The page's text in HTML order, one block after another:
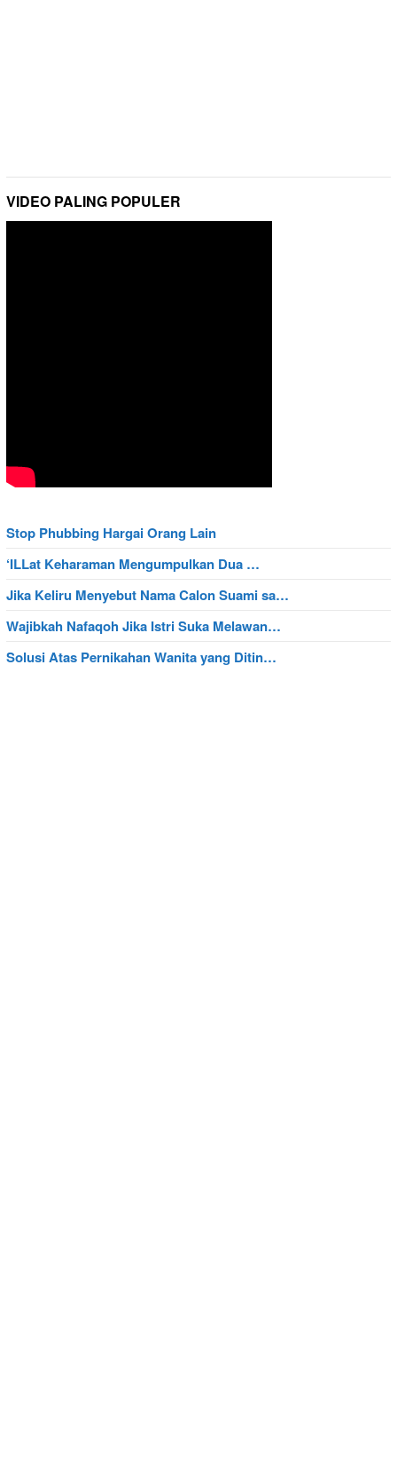
VIDEO PALING POPULER
Stop Phubbing Hargai Orang Lain
‘ILLat Keharaman Mengumpulkan Dua …
Jika Keliru Menyebut Nama Calon Suami sa…
Wajibkah Nafaqoh Jika Istri Suka Melawan…
Solusi Atas Pernikahan Wanita yang Ditin…